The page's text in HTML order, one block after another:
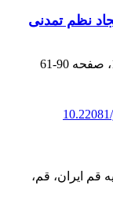
نظم تمدنی
، صفحه 61-90
ایران، قم،